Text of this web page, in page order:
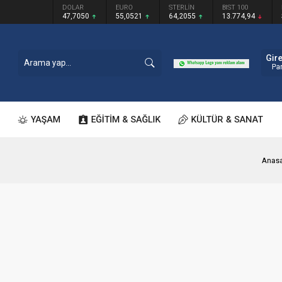
DOLAR
47,7050
EURO
55,0521
STERLİN
64,2055
BIST 100
13.774,94
YAŞAM EĞİTİM & SAĞLIK KÜLTÜR & SANAT